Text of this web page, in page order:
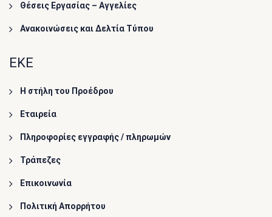
Θέσεις Εργασίας – Αγγελίες
Ανακοινώσεις και Δελτία Τύπου
ΕΚΕ
Η στήλη του Προέδρου
Εταιρεία
Πληροφορίες εγγραφής / πληρωμών
Τράπεζες
Επικοινωνία
Πολιτική Απορρήτου